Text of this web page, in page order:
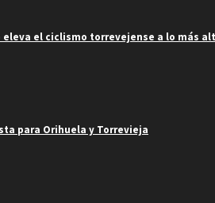
eleva el ciclismo torrevejense a lo más
para Orihuela y Torrevieja